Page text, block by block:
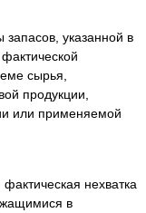
указанной в
сырья,
продукции,
или применяемой
нехватка
в